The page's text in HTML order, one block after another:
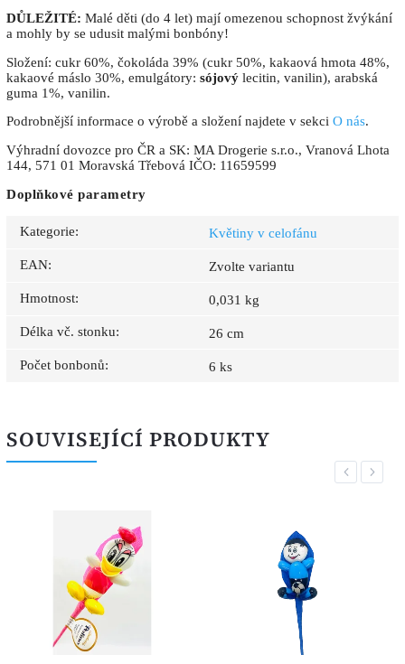
DŮLEŽITÉ: Malé děti (do 4 let) mají omezenou schopnost žvýkání
a mohly by se udusit malými bonbóny!
Složení: cukr 60%, čokoláda 39% (cukr 50%, kakaová hmota 48%,
kakaové máslo 30%, emulgátory: sójový lecitin, vanilin), arabská
guma 1%, vanilin.
Podrobnější informace o výrobě a složení najdete v sekci O nás.
Výhradní dovozce pro ČR a SK: MA Drogerie s.r.o., Vranová Lhota
144, 571 01 Moravská Třebová IČO: 11659599
Doplňkové parametry
Kategorie: Květiny v celofánu
EAN: Zvolte variantu
Hmotnost: 0,031 kg
Délka vč. stonku: 26 cm
Počet bonbonů: 6 ks
SOUVISEJÍCÍ PRODUKTY
Previous
Next